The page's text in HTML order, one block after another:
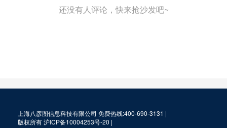
还没有人评论，快来抢沙发吧~
上海八彦图信息科技有限公司 免费热线:400-690-3131 |
版权所有沪ICP备10004253号-20 |